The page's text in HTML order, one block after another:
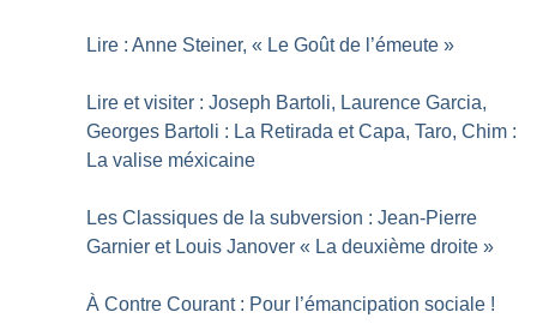
Lire : Anne Steiner, « Le Goût de l’émeute »
Lire et visiter : Joseph Bartoli, Laurence Garcia,
Georges Bartoli : La Retirada et Capa, Taro, Chim :
La valise méxicaine
Les Classiques de la subversion : Jean-Pierre
Garnier et Louis Janover « La deuxième droite »
À Contre Courant : Pour l’émancipation sociale !